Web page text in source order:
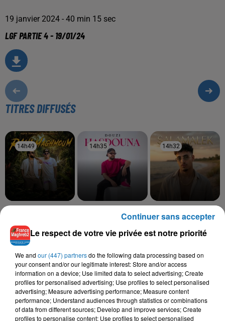
19 janvier 2024 - 40 min 15 sec
LGF PARTIE 4 - 19/01/24
TITRES DIFFUSÉS
14h49
14h49
Rani Maghmoum
14h35
14h35
Hasdouna
14h32
14h32
Salamalek
L'HOROSCOPE
Le respect de votre vie privée est notre priorité
We and our (447) partnersdo the following data processing based on
your consent and/or our legitimate interest: Store and/or access
information on a device; Use limited data to select advertising; Create
profiles for personalised advertising; Use profiles to select personalised
advertising; Measure advertising performance; Measure content
performance; Understand audiences through statistics or combinations
of data from different sources; Develop and improve services; Create
profiles to personalise content; Use profiles to select personalised
Continuer sans accepter